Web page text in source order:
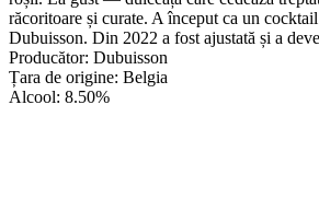
răcoritoare și curate. A început ca un
Dubuisson. Din 2022 a fost ajustată și a
Producător: Dubuisson
Țara de origine: Belgia
Alcool: 8.50%